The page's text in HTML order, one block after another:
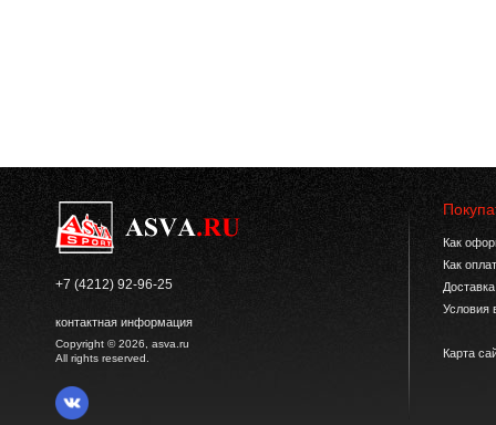
+7 (4212) 92-96-25
контактная информация
Copyright © 2026, asva.ru
All rights reserved.
Как
Как
Условия
Карта